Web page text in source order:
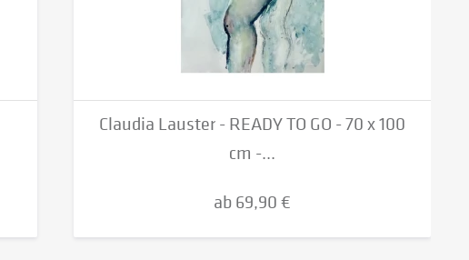
Claudia Lauster - READY TO GO - 70 x 100
cm -...
ab 69,90 €